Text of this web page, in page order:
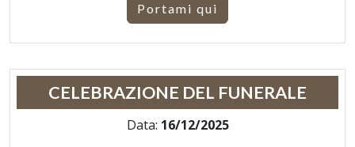
Portami qui
CELEBRAZIONE DEL FUNERALE
Data: 16/12/2025